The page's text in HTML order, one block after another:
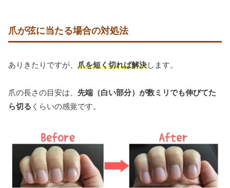
爪が弦に当たる場合の対処法
ありきたりですが、 爪を短く切れば解決します。
爪の長さの目安は、 先端（白い部分）が数ミリでも伸びてた
ら切る くらいの感覚です。